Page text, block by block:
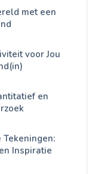
met een
voor Jou
en
Inspiratie